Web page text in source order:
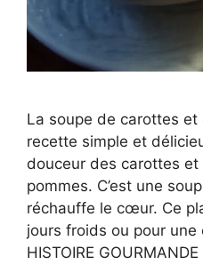
La soupe de carottes
recette simple et
douceur des carottes
pommes. C’est une
réchauffe le cœur. Ce
jours froids ou pour une
HISTOIRE